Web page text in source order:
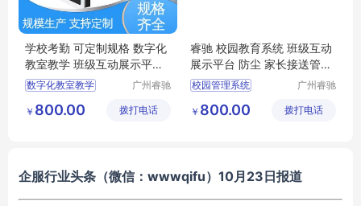
学校考勤 可定制规格 数字化
教室教学 班级互动展示平台
睿驰科技
数字化教室教学
刷卡考勤系统
广州睿驰
公司
￥ 800.00 拨打电话
睿驰 校园教育系统 班级互动
展示平台 防尘 家长接送管理
平台
校园管理系统
数字化教室教学
广州睿驰
公司
￥ 800.00 拨打电话
企服行业头条（微信： wwwqifu）10月23日报道